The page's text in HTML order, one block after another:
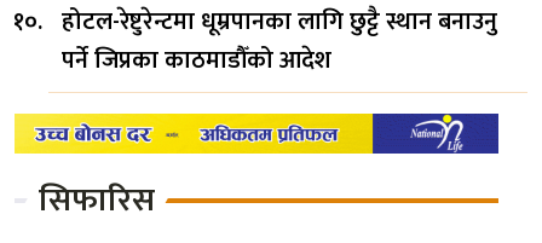
होटल-रेष्टुरेन्टमा धूम्रपानका लागि छुट्टै स्थान बनाउनु
पर्ने जिप्रका काठमाडौँको आदेश
सिफारिस